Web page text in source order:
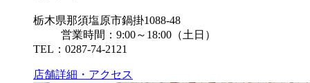
栃木県那須塩原市鍋掛1088-48
営業時間：9:00～18:00（土日）
TEL：0287-74-2121
店舗詳細・アクセス